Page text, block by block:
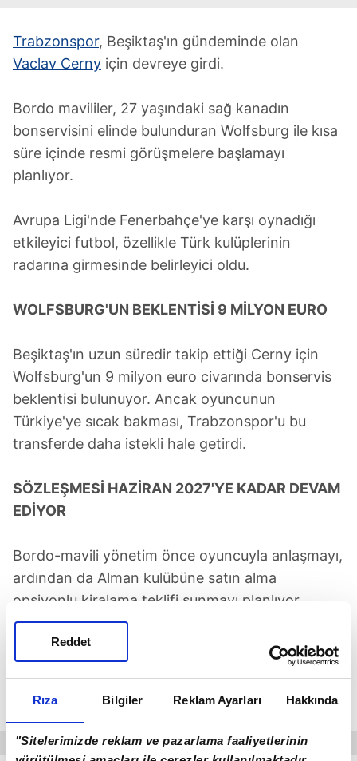
Rıza Bilgiler Reklam Ayarları Hakkında
"Sitelerimizde reklam ve pazarlama faaliyetlerinin
Reddet
Trabzonspor, Beşiktaş'ın gündeminde olan
Vaclav Cerny için devreye girdi.
Bordo mavililer, 27 yaşındaki sağ kanadın
bonservisini elinde bulunduran Wolfsburg ile kısa
süre içinde resmi görüşmelere başlamayı
planlıyor.
Avrupa Ligi'nde Fenerbahçe'ye karşı oynadığı
etkileyici futbol, özellikle Türk kulüplerinin
radarına girmesinde belirleyici oldu.
WOLFSBURG'UN BEKLENTİSİ 9 MİLYON EURO
Beşiktaş'ın uzun süredir takip ettiği Cerny için
Wolfsburg'un 9 milyon euro civarında bonservis
beklentisi bulunuyor. Ancak oyuncunun
Türkiye'ye sıcak bakması, Trabzonspor'u bu
transferde daha istekli hale getirdi.
SÖZLEŞMESİ HAZİRAN 2027'YE KADAR DEVAM
EDİYOR
Bordo-mavili yönetim önce oyuncuyla anlaşmayı,
ardından da Alman kulübüne satın alma
opsiyonlu kiralama teklifi sunmayı planlıyor.
Cerny'nin Wolfsburg ile olan sözleşmesi 30
Haziran 2027'ye kadar devam ediyor. Ancak
kulübün oyuncuyu satmaya sıcak baktığı ve